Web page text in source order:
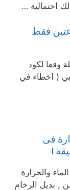
احتمالية …
فقط
وفقا لكود
( اخطاء في
فى
!
والحرارة
, بديل الرخام